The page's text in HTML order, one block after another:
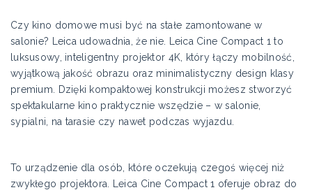
Czy kino domowe musi być na stałe zamontowane w
salonie? Leica udowadnia, że nie. Leica Cine Compact 1 to
luksusowy, inteligentny projektor 4K, który łączy mobilność,
wyjątkową jakość obrazu oraz minimalistyczny design klasy
premium. Dzięki kompaktowej konstrukcji możesz stworzyć
spektakularne kino praktycznie wszędzie – w salonie,
sypialni, na tarasie czy nawet podczas wyjazdu.
To urządzenie dla osób, które oczekują czegoś więcej niż
zwykłego projektora. Leica Cine Compact 1 oferuje obraz do